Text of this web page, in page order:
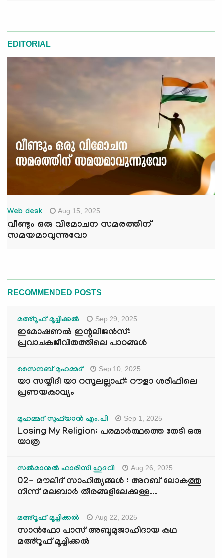
EDITORIAL
Web desk Aug 15, 2025
വീണ്ടും ഒരു വിമോചന സമരത്തിന്
സമയമാവുന്നുവോ
RECOMMENDED POSTS
മഅ്റൂഫ് മൂച്ചിക്കല്‍ Sep 29, 2025
ഇമോഷണൽ ഇന്റലിജൻസ്:
പ്രവാചകജീവിതത്തിലെ പാഠങ്ങൾ
സൈനബ് മുഹമ്മദ് Sep 10, 2025
യാ സയ്യിദീ യാ റസൂലല്ലാഹ്: റൗളാ ശരീഫിലെ
പ്രണയകാവ്യം
മുഹമ്മദ് സുഫ്‌യാൻ എം.പി Sep 1, 2025
Losing My Religion: പരമാർത്ഥത്തെ തേടി ഒരു
യാത്ര
സൽമാനുൽ ഫാരിസി ഹുദവി Aug 26, 2025
02- മൗലിദ് സാഹിത്യങ്ങൾ : അറബ് ലോകത്തു
നിന്ന് മലബാർ തീരങ്ങളിലേക്കുള്ള...
മഅ്റൂഫ് മൂച്ചിക്കല്‍ Aug 22, 2025
സാൻഫോ പാസ് അബൂമുജാഹിദായ കഥ
മഅ്റൂഫ് മൂച്ചിക്കല്‍